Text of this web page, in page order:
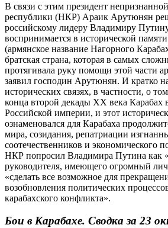
В связи с этим президент
республики (НКР) Араик Арутюнян
российскому лидеру Владимиру
воспринимается в исторической
(армянское название Нагорного
братская страна, которая в самых
протягивала руку помощи этой части
заявил господин Арутюнян. И кратко
исторических связях, в частности, о
конца второй декады XX века Карабах
Российской империи, и этот
ознаменовался для Карабаха
мира, созидания, репатриации
соотечественников и экономического
НКР попросил Владимира Путина как
руководителя, имеющего огромный
«сделать все возможное для
возобновления политических
карабахского конфликта».
Бои в Карабахе. Сводка за 23